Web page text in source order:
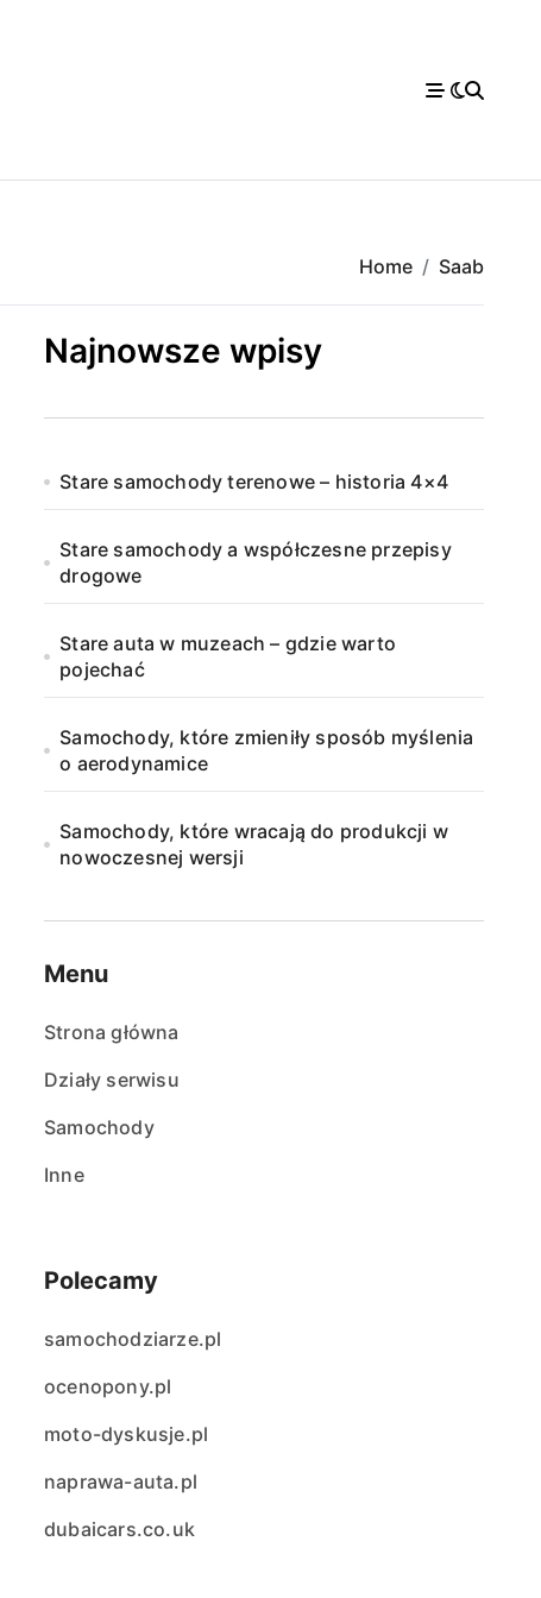
Home Saab
Najnowsze wpisy
Stare samochody terenowe – historia 4×4
Stare samochody a współczesne przepisy
drogowe
Stare auta w muzeach – gdzie warto
pojechać
Samochody, które zmieniły sposób myślenia
o aerodynamice
Samochody, które wracają do produkcji w
nowoczesnej wersji
Menu
Strona główna
Działy serwisu
Samochody
Inne
Polecamy
samochodziarze.pl
ocenopony.pl
moto-dyskusje.pl
naprawa-auta.pl
dubaicars.co.uk